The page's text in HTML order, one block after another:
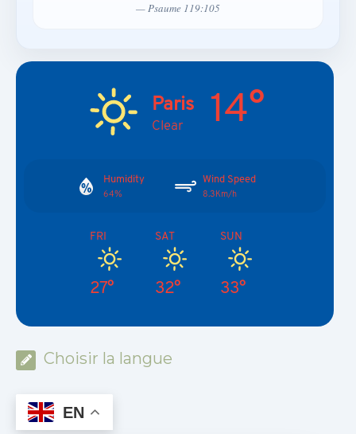
— Psaume 119:105
Paris
Clear 14°
Humidity
64%
Wind Speed
8.3Km/h
FRI
27°
SAT
32°
SUN
33°
Choisir la langue
EN